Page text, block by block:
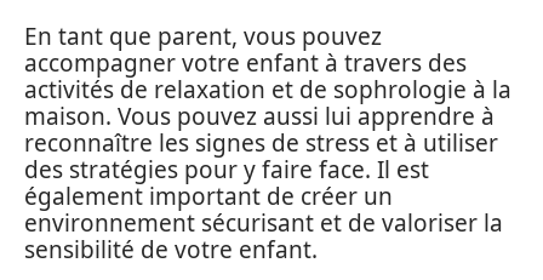
En tant que parent, vous pouvez
accompagner votre enfant à travers des
activités de relaxation et de sophrologie à la
maison. Vous pouvez aussi lui apprendre à
reconnaître les signes de stress et à utiliser
des stratégies pour y faire face. Il est
également important de créer un
environnement sécurisant et de valoriser la
sensibilité de votre enfant.